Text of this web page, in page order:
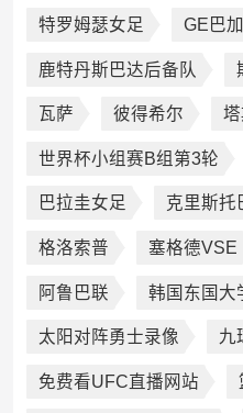
特罗姆瑟女足 GE巴加
鹿特丹斯巴达后备队
瓦萨 彼得希尔
世界杯小组赛B组第3轮
巴拉圭女足 克里斯托
格洛索普 塞格德VSE
阿鲁巴联 韩国东国大
太阳对阵勇士录像 九
免费看UFC直播网站